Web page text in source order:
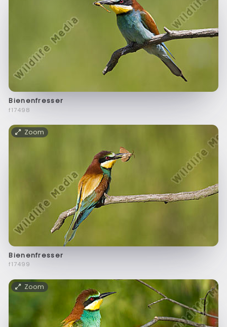
Bienenfresser
f17498
Zoom
Bienenfresser
f17499
Zoom